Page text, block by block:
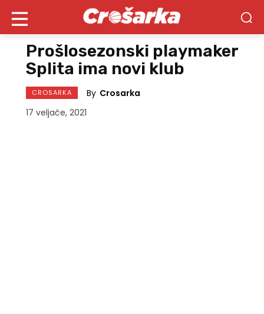
Prošlosezonski playmaker
Splita ima novi klub
CROSARKA By Crosarka
17 veljače, 2021